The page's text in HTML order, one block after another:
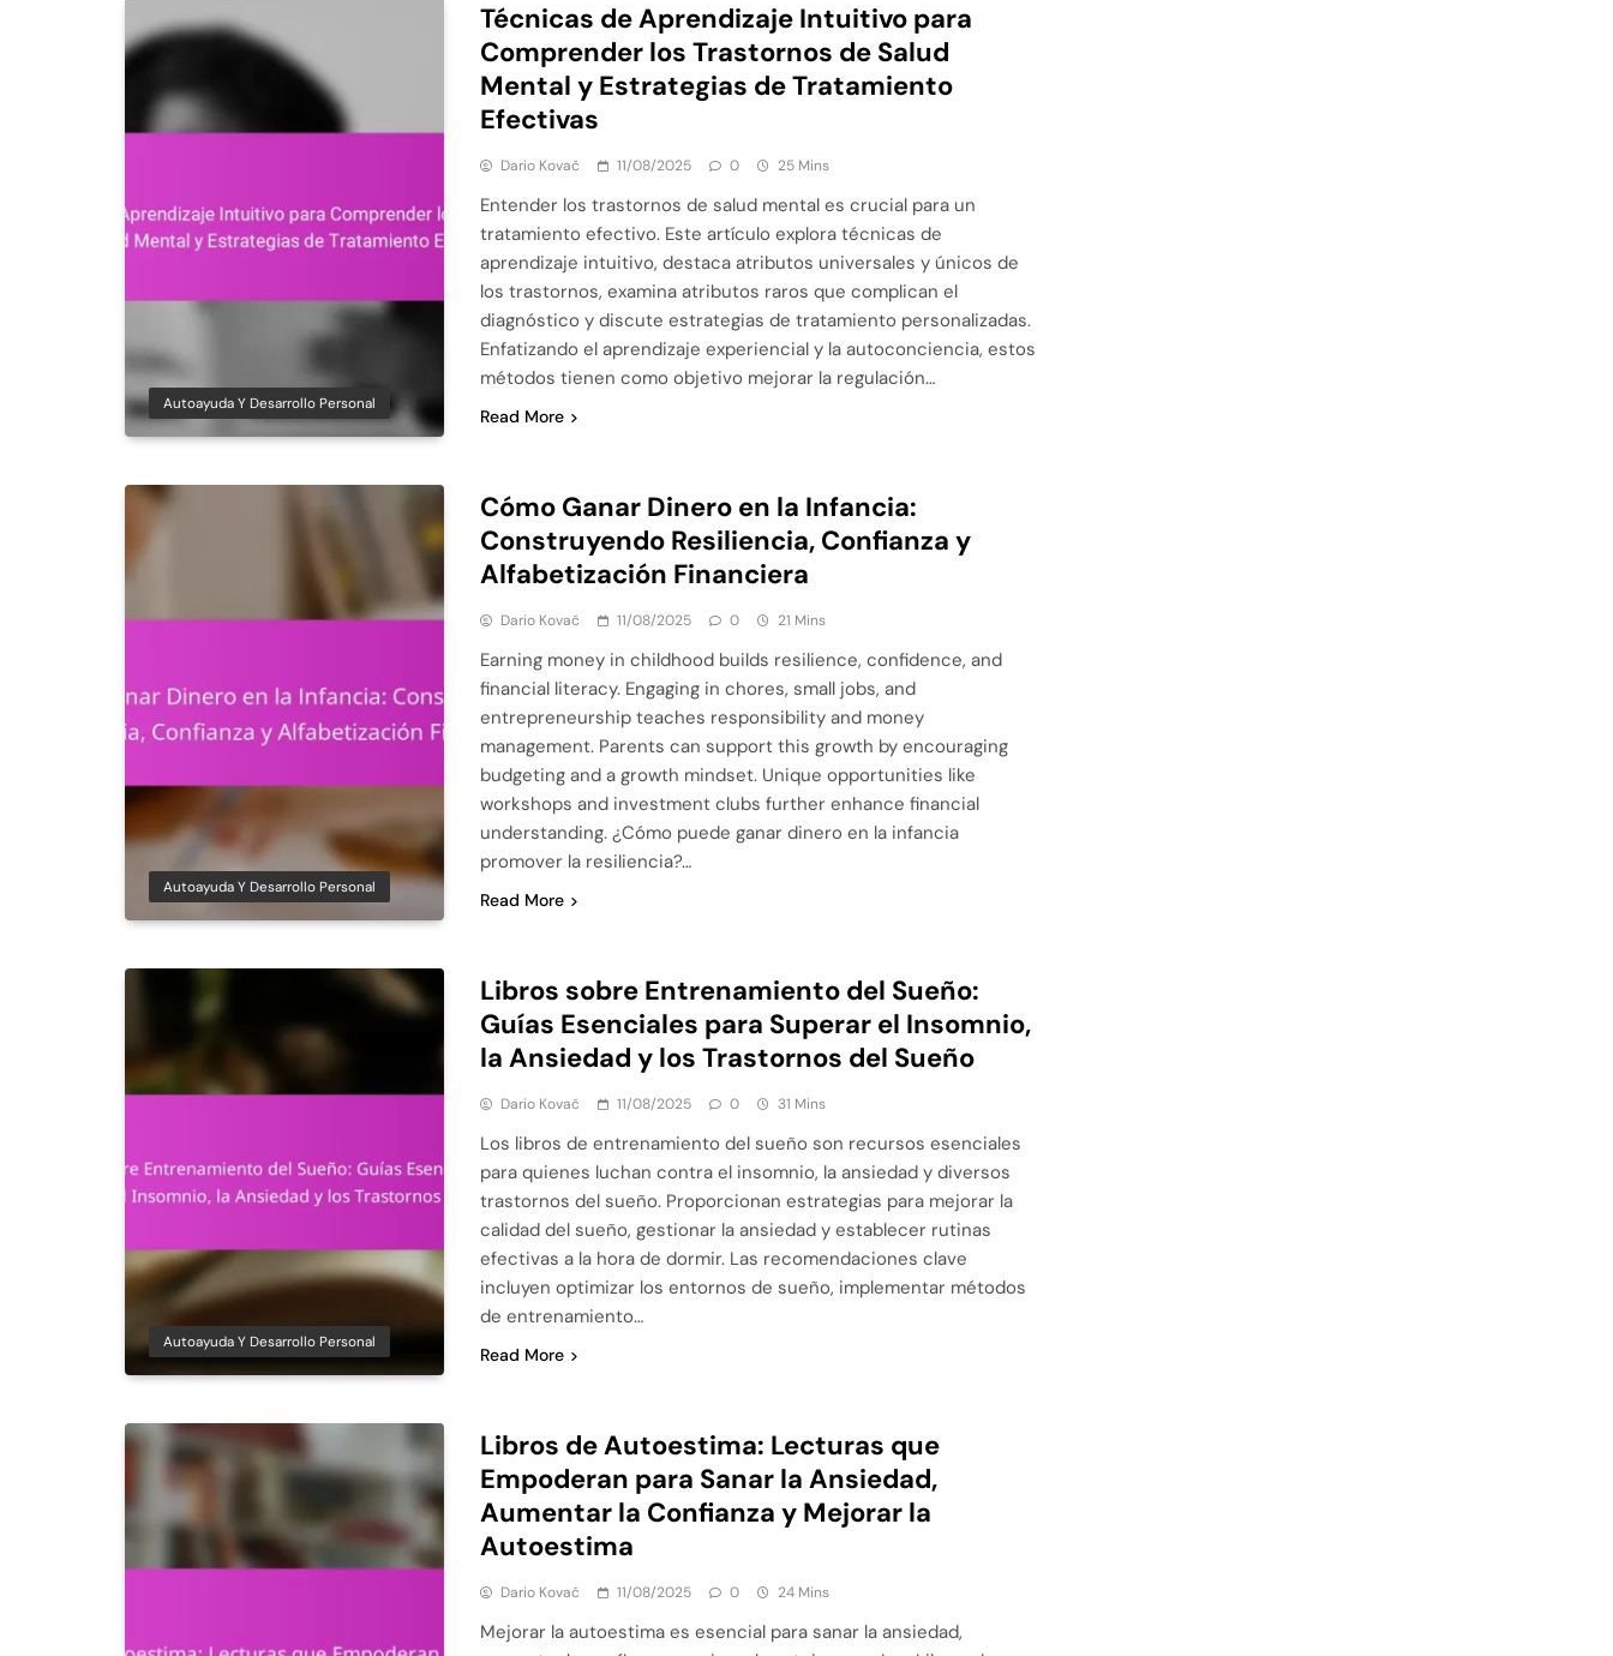
Autoayuda Y Desarrollo Personal
Técnicas de Aprendizaje Intuitivo para
Comprender los Trastornos de Salud
Mental y Estrategias de Tratamiento
Efectivas
Dario Kovač 11/08/2025 0 25 Mins
Entender los trastornos de salud mental es crucial para un
tratamiento efectivo. Este artículo explora técnicas de
aprendizaje intuitivo, destaca atributos universales y únicos de
los trastornos, examina atributos raros que complican el
diagnóstico y discute estrategias de tratamiento personalizadas.
Enfatizando el aprendizaje experiencial y la autoconciencia, estos
métodos tienen como objetivo mejorar la regulación…
Read More
Autoayuda Y Desarrollo Personal
Cómo Ganar Dinero en la Infancia:
Construyendo Resiliencia, Confianza y
Alfabetización Financiera
Dario Kovač 11/08/2025 0 21 Mins
Earning money in childhood builds resilience, confidence, and
financial literacy. Engaging in chores, small jobs, and
entrepreneurship teaches responsibility and money
management. Parents can support this growth by encouraging
budgeting and a growth mindset. Unique opportunities like
workshops and investment clubs further enhance financial
understanding. ¿Cómo puede ganar dinero en la infancia
promover la resiliencia?…
Read More
Autoayuda Y Desarrollo Personal
Libros sobre Entrenamiento del Sueño:
Guías Esenciales para Superar el Insomnio,
la Ansiedad y los Trastornos del Sueño
Dario Kovač 11/08/2025 0 31 Mins
Los libros de entrenamiento del sueño son recursos esenciales
para quienes luchan contra el insomnio, la ansiedad y diversos
trastornos del sueño. Proporcionan estrategias para mejorar la
calidad del sueño, gestionar la ansiedad y establecer rutinas
efectivas a la hora de dormir. Las recomendaciones clave
incluyen optimizar los entornos de sueño, implementar métodos
de entrenamiento…
Read More
Libros de Autoestima: Lecturas que
Empoderan para Sanar la Ansiedad,
Aumentar la Confianza y Mejorar la
Autoestima
Dario Kovač 11/08/2025 0 24 Mins
Mejorar la autoestima es esencial para sanar la ansiedad,